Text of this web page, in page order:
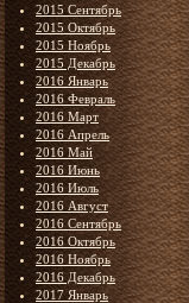
2015 Сентябрь
2015 Октябрь
2015 Ноябрь
2015 Декабрь
2016 Январь
2016 Февраль
2016 Март
2016 Апрель
2016 Май
2016 Июнь
2016 Июль
2016 Август
2016 Сентябрь
2016 Октябрь
2016 Ноябрь
2016 Декабрь
2017 Январь